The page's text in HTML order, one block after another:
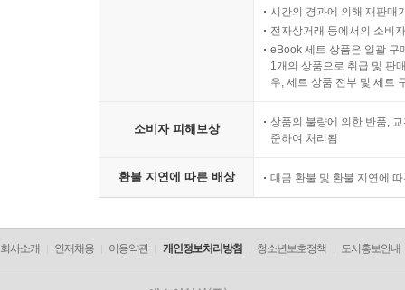
시간의 경과에 의해 재판매
전자상거래 등에서의 소비
eBook 세트 상품은 일괄 구
1개의 상품으로 취급 및 판
우, 세트 상품 전부 및 세트
소비자 피해보상
상품의 불량에 의한 반품,
준하여 처리됨
환불 지연에 따른 배상 대금 환불 및 환불 지연에
회사소개 인재채용 이용약관 개인정보처리방침 청소년보호정책 도서홍보안내